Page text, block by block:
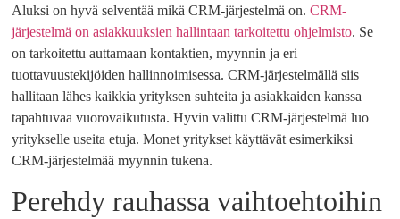
Aluksi on hyvä selventää mikä CRM-järjestelmä on. CRM-
järjestelmä on asiakkuuksien hallintaan tarkoitettu ohjelmisto. Se
on tarkoitettu auttamaan kontaktien, myynnin ja eri
tuottavuustekijöiden hallinnoimisessa. CRM-järjestelmällä siis
hallitaan lähes kaikkia yrityksen suhteita ja asiakkaiden kanssa
tapahtuvaa vuorovaikutusta. Hyvin valittu CRM-järjestelmä luo
yritykselle useita etuja. Monet yritykset käyttävät esimerkiksi
CRM-järjestelmää myynnin tukena.
Perehdy rauhassa vaihtoehtoihin